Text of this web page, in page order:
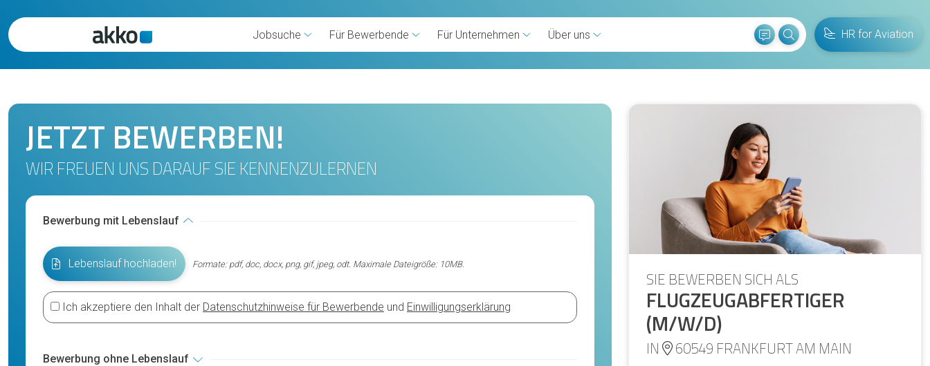
Jobsuche Für Bewerbende Für Unternehmen Über uns HR for Aviation
JETZT BEWERBEN!
WIR FREUEN UNS DARAUF SIE KENNENZULERNEN
Bewerbung mit Lebenslauf
Lebenslauf hochladen! Formate: pdf, doc, docx, png, gif, jpeg, odt. Maximale Dateigröße: 10MB.
Ich akzeptiere den Inhalt der Datenschutzhinweise für Bewerbende und Einwilligungserklärung
Bewerbung ohne Lebenslauf
SIE BEWERBEN SICH ALS
FLUGZEUGABFERTIGER
(M/W/D)
IN 60549 FRANKFURT AM MAIN